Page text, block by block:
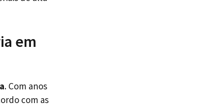
em
. Com anos
com as